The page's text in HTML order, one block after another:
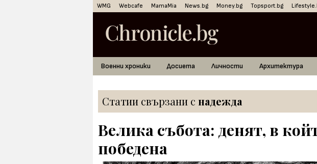
WMG Webcafe MamaMia News.bg Money.bg Topsport.bg
Военни хроники Досиета Личности Архитектура
Статии свързани с надежда
Велика събота: денят, в
победена